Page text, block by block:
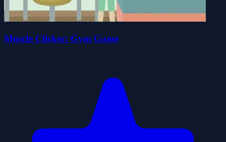
Muscle Clicker: Gym Game